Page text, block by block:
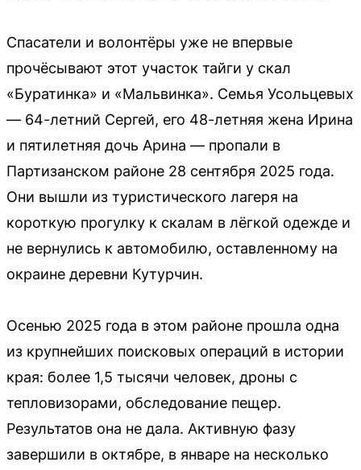
Спасатели и волонтёры уже не впервые
прочёсывают этот участок тайги у скал
«Буратинка» и «Мальвинка». Семья Усольцевых
— 64-летний Сергей, его 48-летняя жена Ирина
и пятилетняя дочь Арина — пропали в
Партизанском районе 28 сентября 2025 года.
Они вышли из туристического лагеря на
короткую прогулку к скалам в лёгкой одежде и
не вернулись к автомобилю, оставленному на
окраине деревни Кутурчин.
Осенью 2025 года в этом районе прошла одна
из крупнейших поисковых операций в истории
края: более 1,5 тысячи человек, дроны с
тепловизорами, обследование пещер.
Результатов она не дала. Активную фазу
завершили в октябре, в январе на несколько